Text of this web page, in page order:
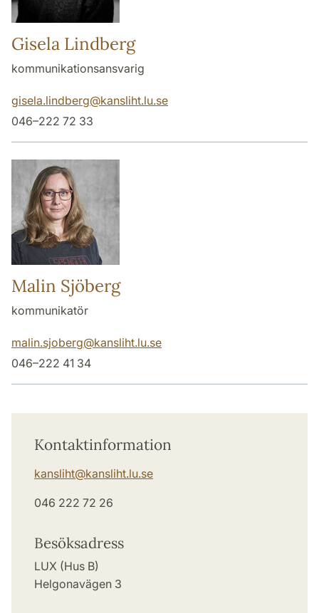
Gisela Lindberg
kommunikationsansvarig
gisela.lindberg@kansliht.lu.se
046–222 72 33
Malin Sjöberg
kommunikatör
malin.sjoberg@kansliht.lu.se
046–222 41 34
Kontaktinformation
kansliht@kansliht.lu.se
046 222 72 26
Besöksadress
LUX (Hus B)
Helgonavägen 3